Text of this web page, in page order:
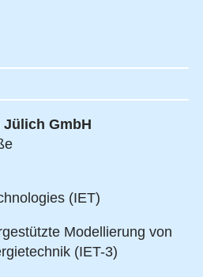
GmbH
(IET)
Modellierung von
(IET-3)